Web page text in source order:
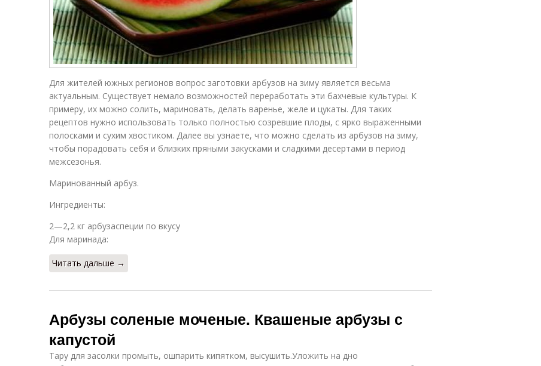
Для жителей южных регионов вопрос заготовки арбузов на зиму является весьма
актуальным. Существует немало возможностей переработать эти бахчевые культуры. К
примеру, их можно солить, мариновать, делать варенье, желе и цукаты. Для таких
рецептов нужно использовать только полностью созревшие плоды, с ярко выраженными
полосками и сухим хвостиком. Далее вы узнаете, что можно сделать из арбузов на зиму,
чтобы порадовать себя и близких пряными закусками и сладкими десертами в период
межсезонья.
Маринованный арбуз.
Ингредиенты:
2—2,2 кг арбузаспеции по вкусу
Для маринада:
Читать дальше →
Арбузы соленые моченые. Квашеные арбузы с
капустой
Тару для засолки промыть, ошпарить кипятком, высушить.Уложить на дно